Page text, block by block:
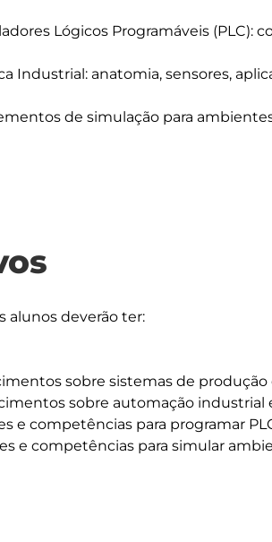
alunos deverão ter: